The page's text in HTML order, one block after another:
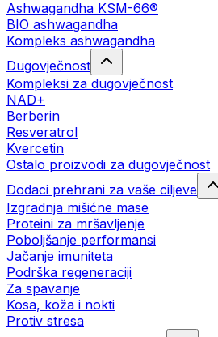
Ashwagandha KSM-66®
BIO ashwagandha
Kompleks ashwagandha
Dugovječnost
Kompleksi za dugovječnost
NAD+
Berberin
Resveratrol
Kvercetin
Ostalo proizvodi za dugovječnost
Dodaci prehrani za vaše ciljeve
Izgradnja mišićne mase
Proteini za mršavljenje
Poboljšanje performansi
Jačanje imuniteta
Podrška regeneraciji
Za spavanje
Kosa, koža i nokti
Protiv stresa